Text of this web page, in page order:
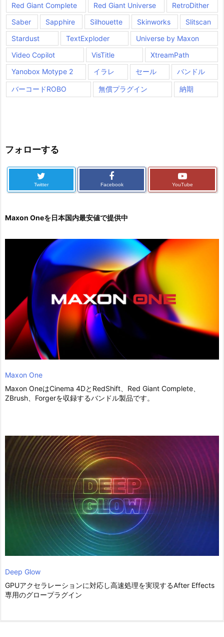
Red Giant Complete
Red Giant Universe
RetroDither
Saber
Sapphire Silhouette Skinworks
Slitscan
Stardust
TextExploder
Universe by Maxon
Video Copilot
VisTitle
XtreamPath
Yanobox Motype 2
イラレ セール バンドル
バーコードROBO 無償プラグイン 納期
フォローする
Twitter Facebook YouTube
Maxon Oneを日本国内最安値で提供中
Maxon One
Maxon OneはCinema 4DとRedShift、Red Giant Complete、
ZBrush、Forgerを収録するバンドル製品です。
Deep Glow
GPUアクセラレーションに対応し高速処理を実現するAfter Effects
専用のグロープラグイン